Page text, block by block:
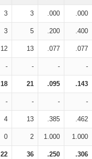
3 3 .000 .000
3 5 .200 .400
12 13 .077 .077
- - - -
18 21 .095 .143
- - - -
4 13 .385 .462
0 2 1.000 1.000
22 36 .250 .306